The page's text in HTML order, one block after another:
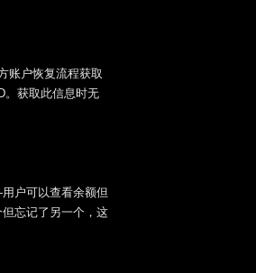
账户恢复流程获取
获取此信息时无
户可以查看余额但
忘记了另一个，这